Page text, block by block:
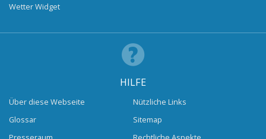
Wetter Widget
HILFE
Über diese Webseite
Glossar
Nützliche Links
Sitemap